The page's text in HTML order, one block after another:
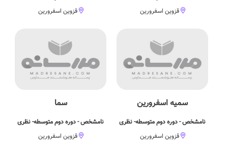
قزوین اسفرورین
قزوین اسفرورین
سمیه اسفرورین
نامشخص - دوره دوم متوسطه- نظری
قزوین اسفرورین
سما
نامشخص - دوره دوم متوسطه- نظری
قزوین اسفرورین